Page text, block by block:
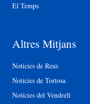
El Temps
Altres Mitjans
Notícies de Reus
Notícies de Tortosa
Notícies del Vendrell